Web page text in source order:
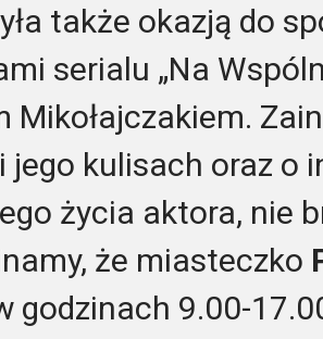
także okazją do
serialu „Na
Mikołajczakiem.
jego kulisach oraz o
życia aktora, nie
że miasteczko
godzinach 9.00-